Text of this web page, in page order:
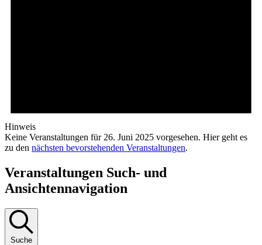
Hinweis
Keine Veranstaltungen für 26. Juni 2025 vorgesehen. Hier geht es
zu den nächsten bevorstehenden Veranstaltungen.
Veranstaltungen Such- und
Ansichtennavigation
Suche